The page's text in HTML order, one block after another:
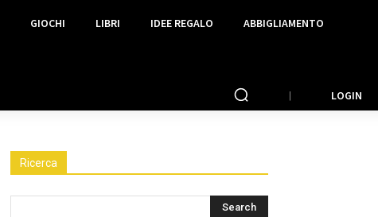
GIOCHI LIBRI IDEE REGALO ABBIGLIAMENTO
LOGIN
Ricerca